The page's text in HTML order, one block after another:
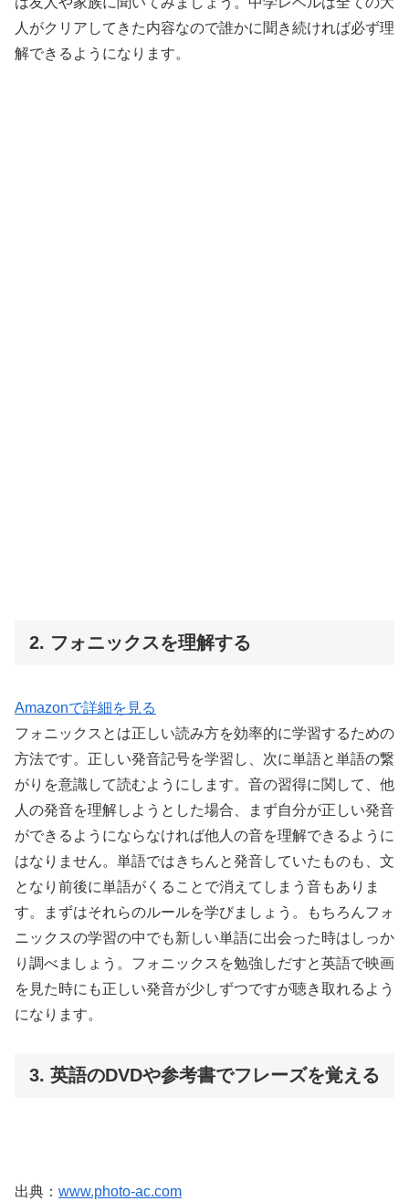
人がクリアしてきた内容なので誰かに聞き続ければ必ず理
解できるようになります。
2. フォニックスを理解する
Amazonで詳細を見る
フォニックスとは正しい読み方を効率的に学習するための
方法です。正しい発音記号を学習し、次に単語と単語の繋
がりを意識して読むようにします。音の習得に関して、他
人の発音を理解しようとした場合、まず自分が正しい発音
ができるようにならなければ他人の音を理解できるように
はなりません。単語ではきちんと発音していたものも、文
となり前後に単語がくることで消えてしまう音もありま
す。まずはそれらのルールを学びましょう。もちろんフォ
ニックスの学習の中でも新しい単語に出会った時はしっか
り調べましょう。フォニックスを勉強しだすと英語で映画
を見た時にも正しい発音が少しずつですが聴き取れるよう
になります。
3. 英語のDVDや参考書でフレーズを覚える
出典： www.photo-ac.com